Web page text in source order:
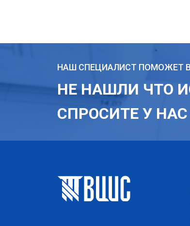
НАШ СПЕЦИАЛИСТ ПОМОЖЕТ
НЕ НАШЛИ ЧТО
СПРОСИТЕ У НАС